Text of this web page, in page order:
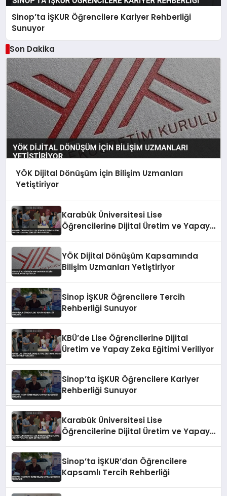
Sinop’ta İŞKUR Öğrencilere Kariyer Rehberliği
Sunuyor
Son Dakika
YÖK Dijital Dönüşüm İçin Bilişim Uzmanları
Yetiştiriyor
Karabük Üniversitesi Lise
Öğrencilerine Dijital Üretim ve Yapay
YÖK Dijital Dönüşüm Kapsamında
Bilişim Uzmanları Yetiştiriyor
Sinop İŞKUR Öğrencilere Tercih
Rehberliği Sunuyor
KBÜ’de Lise Öğrencilerine Dijital
Üretim ve Yapay Zeka Eğitimi Veriliyor
Sinop’ta İŞKUR Öğrencilere Kariyer
Rehberliği Sunuyor
Karabük Üniversitesi Lise
Öğrencilerine Dijital Üretim ve Yapay
Sinop’ta İŞKUR’dan Öğrencilere
Kapsamlı Tercih Rehberliği